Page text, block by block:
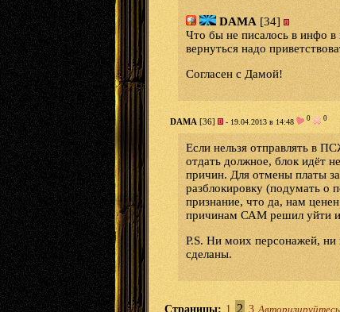
DAMA [34]
Что бы не писалось в инфо
вернуться надо
Согласен с Дамой!
DAMA [36] - 19.04.2013 в 14:48 0 0
Если нельзя отправлять в
отдать должное, блок идёт
причин. Для отмены платы
разблокировку (подумать о
признание, что да, нам
причинам САМ решил уйти и
P.S. Ни моих персонажей,
сделаны.
Страницы: 1 2 3 Авторизируйтесь